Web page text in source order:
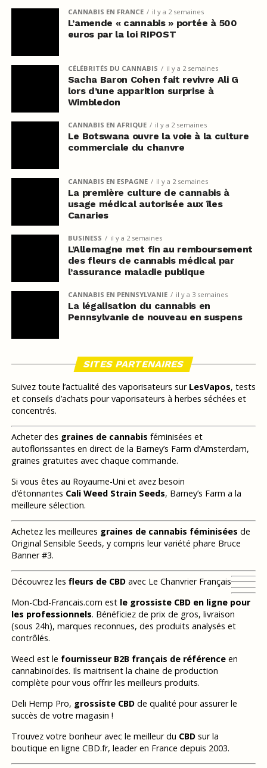
CANNABIS EN FRANCE il y a 2 semaines
L’amende « cannabis » portée à 500
euros par la loi RIPOST
CÉLÉBRITÉS DU CANNABIS il y a 2 semaines
Sacha Baron Cohen fait revivre Ali G
lors d’une apparition surprise à
Wimbledon
CANNABIS EN AFRIQUE il y a 2 semaines
Le Botswana ouvre la voie à la culture
commerciale du chanvre
CANNABIS EN ESPAGNE il y a 2 semaines
La première culture de cannabis à
usage médical autorisée aux îles
Canaries
BUSINESS il y a 2 semaines
L’Allemagne met fin au remboursement
des fleurs de cannabis médical par
l’assurance maladie publique
CANNABIS EN PENNSYLVANIE il y a 3 semaines
La légalisation du cannabis en
Pennsylvanie de nouveau en suspens
SITES PARTENAIRES
Suivez toute l’actualité des vaporisateurs sur LesVapos, tests
et conseils d’achats pour vaporisateurs à herbes séchées et
concentrés.
Acheter des graines de cannabis féminisées et
autoflorissantes en direct de la Barney’s Farm d’Amsterdam,
graines gratuites avec chaque commande.
Si vous êtes au Royaume-Uni et avez besoin
d’étonnantes Cali Weed Strain Seeds, Barney’s Farm a la
meilleure sélection.
Achetez les meilleures graines de cannabis féminisées de
Original Sensible Seeds, y compris leur variété phare Bruce
Banner #3.
Découvrez les fleurs de CBDavec Le Chanvrier Français
Mon-Cbd-Francais.com est le grossiste CBD en ligne pour
les professionnels. Bénéficiez de prix de gros, livraison
(sous 24h), marques reconnues, des produits analysés et
contrôlés.
Weecl est le fournisseur B2B français de référenceen
cannabinoïdes. Ils maitrisent la chaine de production
complète pour vous offrir les meilleurs produits.
Deli Hemp Pro, grossiste CBDde qualité pour assurer le
succès de votre magasin !
Trouvez votre bonheur avec le meilleur du CBDsur la
boutique en ligne CBD.fr, leader en France depuis 2003.